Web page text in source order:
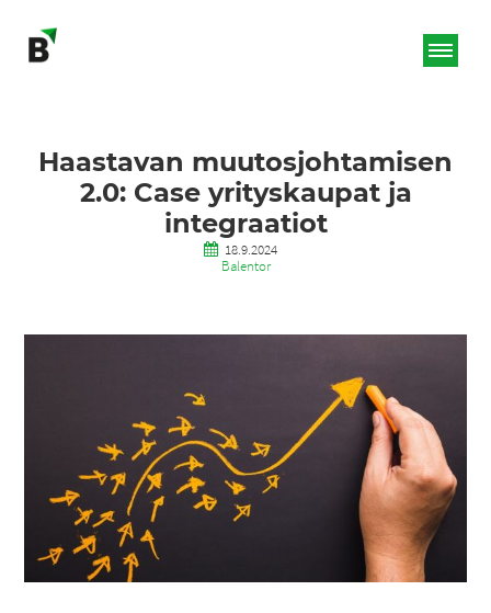
Haastavan muutosjohtamisen
2.0: Case yrityskaupat ja
integraatiot
18.9.2024
Balentor